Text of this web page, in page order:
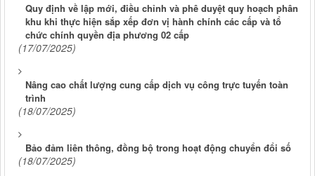
Quy định về lập mới, điều chỉnh và phê duyệt quy hoạch phân
khu khi thực hiện sắp xếp đơn vị hành chính các cấp và tổ
chức chính quyền địa phương 02 cấp
(17/07/2025)
Nâng cao chất lượng cung cấp dịch vụ công trực tuyến toàn
trình
(18/07/2025)
Bảo đảm liên thông, đồng bộ trong hoạt động chuyển đổi số
(18/07/2025)